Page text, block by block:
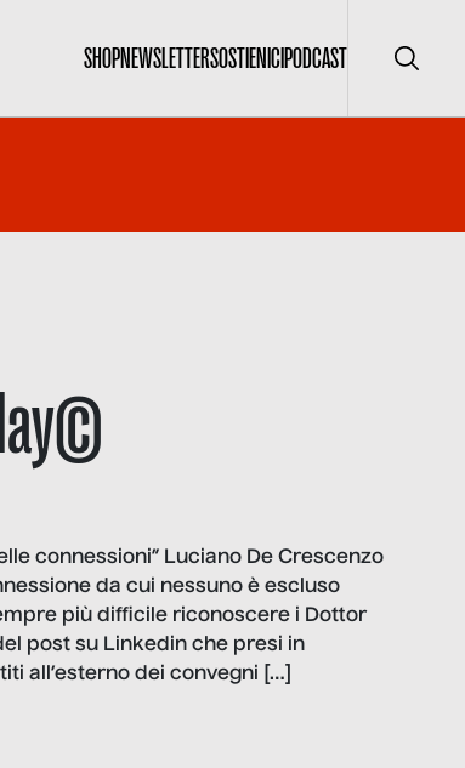
SHOPNEWSLETTERSOSTIENICIPODCAST Cerca
connessioni” Luciano De Crescenzo
da cui nessuno è escluso
più difficile riconoscere i Dottor
post su Linkedin che presi in
all’esterno dei convegni […]